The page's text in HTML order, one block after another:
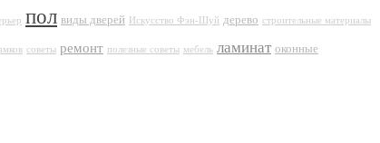
пол виды дверей Искусство Фэн-Шуй дерево строительные материалы
советы ремонт полезные советы мебель ламинат оконные